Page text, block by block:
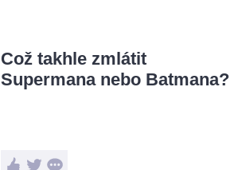
Což takhle zmlátit
Supermana nebo Batmana?